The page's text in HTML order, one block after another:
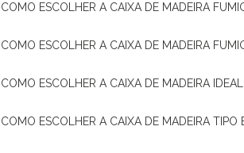
COMO ESCOLHER A CAIXA DE MADEIRA
COMO ESCOLHER A CAIXA DE MADEIRA
COMO ESCOLHER A CAIXA DE MADEIRA
COMO ESCOLHER A CAIXA DE MADEIRA